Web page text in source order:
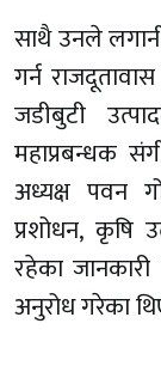
साथै उनले
गर्न
जडीबुटी
महाप्रबन्धक
अध्यक्ष पवन
प्रशोधन, कृषि
रहेका
अनुरोध गरेका